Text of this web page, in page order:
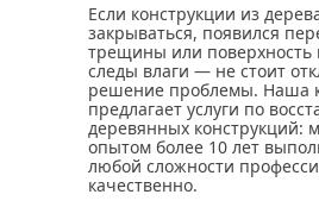
Если конструкции из
закрываться, появился
трещины или поверхность
следы влаги — не стоит
решение проблемы. Наша
предлагает услуги по
деревянных конструкций:
опытом более 10 лет
любой сложности
качественно.